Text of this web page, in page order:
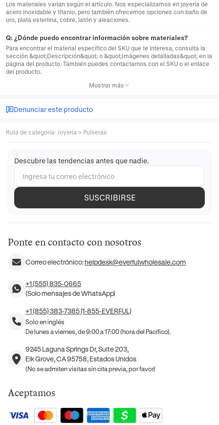
Los materiales varían según el artículo. Nos especializamos en joyería de
acero inoxidable y titanio, pero también ofrecemos opciones con baño de
oro, plata esterlina, cobre, latón y aleaciones.
Q: ¿Dónde puedo encontrar información sobre materiales?
Para encontrar el material específico del SKU que te interesa, consulta la
sección &quot;Descripción&quot; o &quot;Imágenes detalladas&quot; en la
página del producto. También puedes contactarnos con el SKU o el enlace
del producto.
Mostrar más
Denunciar este producto
Ruta de categoría: Joyería > Pulseras
Descubre las tendencias antes que nadie.
SUSCRIBIRSE
Ponte en contacto con nosotros
Correo electrónico:helpdesk@everfulwholesale.com
+1 (555) 835-0665
(Solo mensajes de WhatsApp)
+1 (855) 383-7385 (1-855-EVERFUL)
Solo en inglés
De lunes a viernes, de 9:00 a 17:00 (hora del Pacífico).
9245 Laguna Springs Dr, Suite 203,
Elk Grove, CA 95758, Estados Unidos
(No se admiten visitas sin cita previa, por favor)
Aceptamos